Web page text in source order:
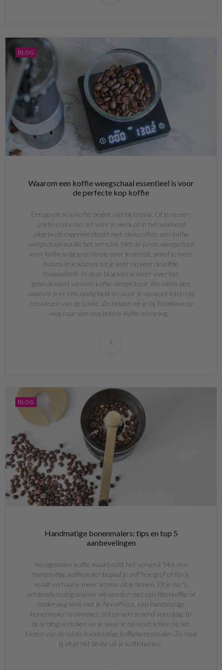
BLOG
Waarom een koffie weegschaal essentieel is voor
de perfecte kop koffie
Een goede kop koffie begint niet bij toeval. Of je nu een
snelle espresso zet voor je werk of in het weekend
uitgebreid experimenteert met slow coffee, een koffie
weegschaal maakt het verschil. Met de juiste weegschaal
voor koffie krijg je controle over je recept, proef je meer
balans in je kop en zet je keer op keer dezelfde
topkwaliteit. In deze blog lees je meer over het
gebruiksdoel van een koffie weegschaal. We laten zien
waarom je er een nodig hebt en waar je op moet letten bij
het kiezen van de juiste. Zo helpen we je bij Bobplaza op
weg naar een nog betere koffie-ervaring.
BLOG
Handmatige bonenmalers: tips en top 5
aanbevelingen
Versgemalen koffie maakt echt het verschil. Met een
handmatige koffiemaler bepaal je zelf hoe grof of fijn je
maalt en haal je meer aroma uit je bonen. Of je nu 's
ochtends rustig wakker wil worden met een filterkoffie of
onderweg bent met je AeroPress, een handmatige
bonenmaler is compact, stil en verrassend veelzijdig. In
deze blog vertellen we je waar je op moet letten bij het
kiezen van de juiste handmatige koffiebonenmaler. Zo haal
jij altijd het beste uit je koffiebonen.